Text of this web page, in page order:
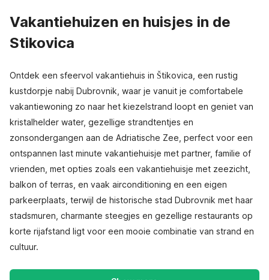
Vakantiehuizen en huisjes in de
Stikovica
Ontdek een sfeervol vakantiehuis in Štikovica, een rustig
kustdorpje nabij Dubrovnik, waar je vanuit je comfortabele
vakantiewoning zo naar het kiezelstrand loopt en geniet van
kristalhelder water, gezellige strandtentjes en
zonsondergangen aan de Adriatische Zee, perfect voor een
ontspannen last minute vakantiehuisje met partner, familie of
vrienden, met opties zoals een vakantiehuisje met zeezicht,
balkon of terras, en vaak airconditioning en een eigen
parkeerplaats, terwijl de historische stad Dubrovnik met haar
stadsmuren, charmante steegjes en gezellige restaurants op
korte rijafstand ligt voor een mooie combinatie van strand en
cultuur.